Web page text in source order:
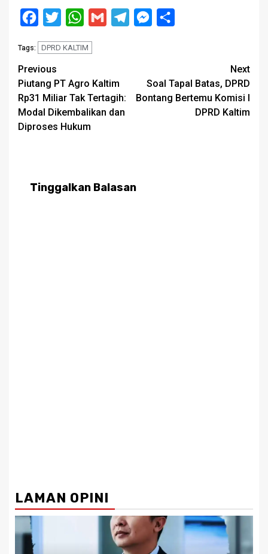
Facebook
Twitter WhatsApp
Gmail TelegramMessenger
Tags: DPRD KALTIM
Post
navigation
Previous
Piutang PT Agro Kaltim
Rp31 Miliar Tak Tertagih:
Modal Dikembalikan dan
Diproses Hukum
Next
Soal Tapal Batas, DPRD
Bontang Bertemu Komisi I
DPRD Kaltim
Tinggalkan Balasan
LAMAN OPINI